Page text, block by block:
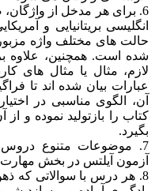
6. برای هر مدخل از
انگلیسی بریتانیایی و
حالت های مختلف واژه
شده است. همچنین، علاوه
لازم، مثال یا مثال های
عبارات بیان شده اند تا
آن، الگوی مناسبی در
کتاب را بازتولید نموده و
بگیرد.
7. موضوعات متنوع
آزمون آیلتس در بخش
8. هر درس با سوالاتی که